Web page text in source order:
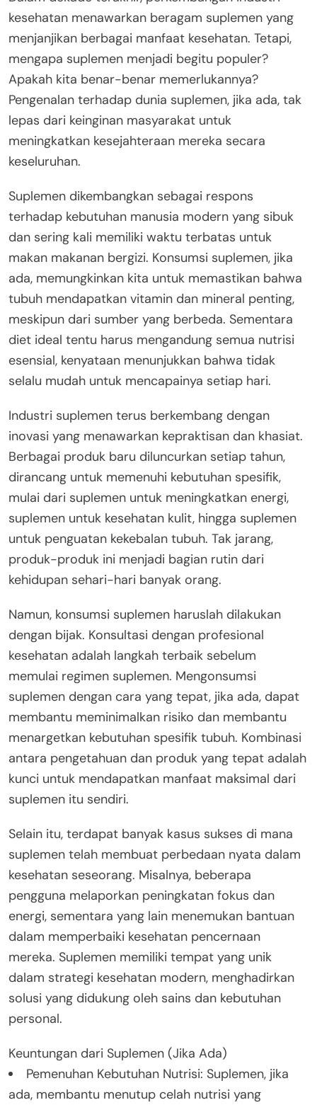
kesehatan menawarkan beragam suplemen yang
menjanjikan berbagai manfaat kesehatan. Tetapi,
mengapa suplemen menjadi begitu populer?
Apakah kita benar-benar memerlukannya?
Pengenalan terhadap dunia suplemen, jika ada, tak
lepas dari keinginan masyarakat untuk
meningkatkan kesejahteraan mereka secara
keseluruhan.
Suplemen dikembangkan sebagai respons
terhadap kebutuhan manusia modern yang sibuk
dan sering kali memiliki waktu terbatas untuk
makan makanan bergizi. Konsumsi suplemen, jika
ada, memungkinkan kita untuk memastikan bahwa
tubuh mendapatkan vitamin dan mineral penting,
meskipun dari sumber yang berbeda. Sementara
diet ideal tentu harus mengandung semua nutrisi
esensial, kenyataan menunjukkan bahwa tidak
selalu mudah untuk mencapainya setiap hari.
Industri suplemen terus berkembang dengan
inovasi yang menawarkan kepraktisan dan khasiat.
Berbagai produk baru diluncurkan setiap tahun,
dirancang untuk memenuhi kebutuhan spesifik,
mulai dari suplemen untuk meningkatkan energi,
suplemen untuk kesehatan kulit, hingga suplemen
untuk penguatan kekebalan tubuh. Tak jarang,
produk-produk ini menjadi bagian rutin dari
kehidupan sehari-hari banyak orang.
Namun, konsumsi suplemen haruslah dilakukan
dengan bijak. Konsultasi dengan profesional
kesehatan adalah langkah terbaik sebelum
memulai regimen suplemen. Mengonsumsi
suplemen dengan cara yang tepat, jika ada, dapat
membantu meminimalkan risiko dan membantu
menargetkan kebutuhan spesifik tubuh. Kombinasi
antara pengetahuan dan produk yang tepat adalah
kunci untuk mendapatkan manfaat maksimal dari
suplemen itu sendiri.
Selain itu, terdapat banyak kasus sukses di mana
suplemen telah membuat perbedaan nyata dalam
kesehatan seseorang. Misalnya, beberapa
pengguna melaporkan peningkatan fokus dan
energi, sementara yang lain menemukan bantuan
dalam memperbaiki kesehatan pencernaan
mereka. Suplemen memiliki tempat yang unik
dalam strategi kesehatan modern, menghadirkan
solusi yang didukung oleh sains dan kebutuhan
personal.
Keuntungan dari Suplemen (Jika Ada)
Pemenuhan Kebutuhan Nutrisi: Suplemen, jika
ada, membantu menutup celah nutrisi yang